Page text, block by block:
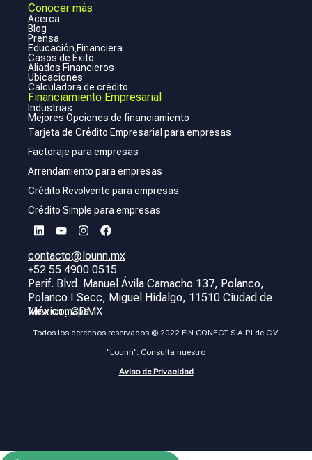
Conocer más
Acerca
Blog
Prensa
Educación Financiera
Casos de Éxito
Aliados Financieros
Ubicaciones
Calculadora de crédito
Financiamiento Empresarial
Industrias
Mejores Opciones de financiamiento
Tarjeta de Crédito Empresarial para empresas
Factoraje para empresas
Arrendamiento para empresas
Crédito Revolvente para empresas
Crédito Simple para empresas
contacto@lounn.mx
+52 55 4900 0515
Perif. Blvd. Manuel Ávila Camacho 137, Polanco,
Polanco I Secc, Miguel Hidalgo, 11510 Ciudad de
México, CDMX
View on maps
Todos los derechos reservados © 2022 FIN CONECT S.A.P.I de C.V.
“Lounn”. Consulta nuestro
Aviso de Privacidad